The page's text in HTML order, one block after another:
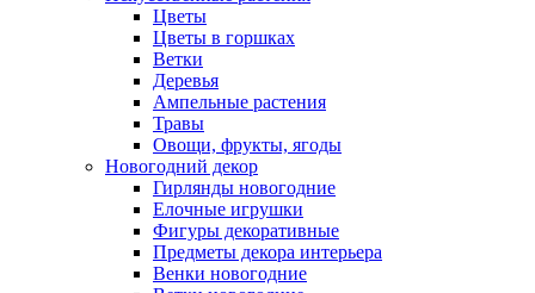
Цветы
Цветы в горшках
Ветки
Деревья
Ампельные растения
Травы
Овощи, фрукты, ягоды
Новогодний декор
Гирлянды новогодние
Елочные игрушки
Фигуры декоративные
Предметы декора интерьера
Венки новогодние